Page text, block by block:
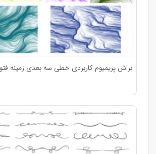
براش پریمیوم کاربردی خطی سه بعدی زمینه فتوشاپ